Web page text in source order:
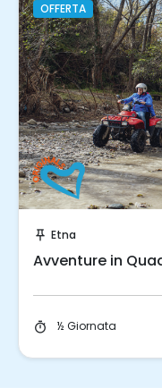
OFFERTA
push_pin Etna
Avventure in
timer ½ Giornata